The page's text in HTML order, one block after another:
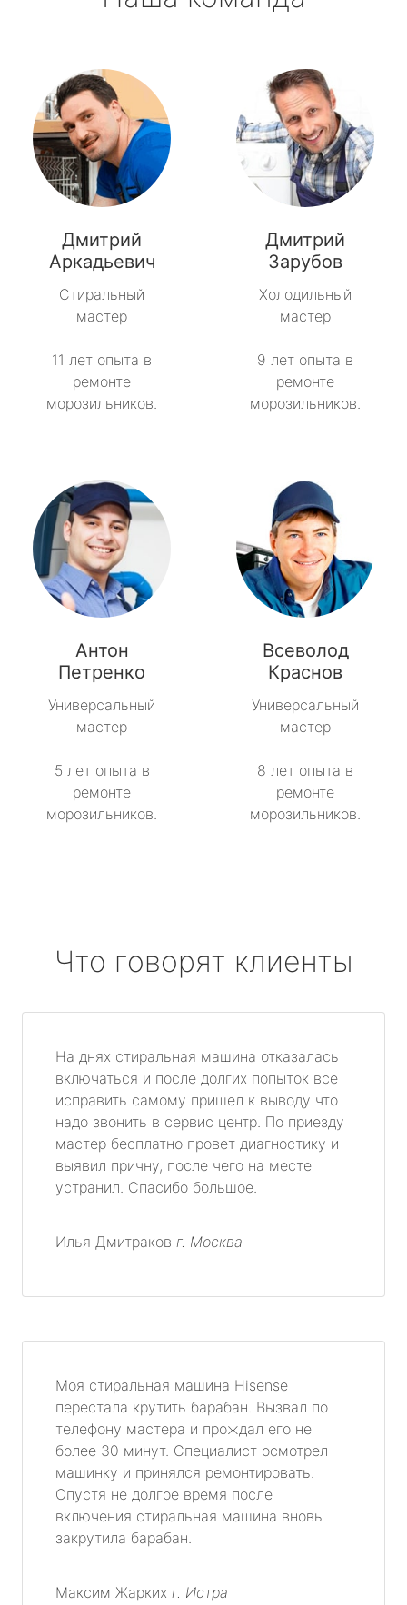
Дмитрий
Аркадьевич
Стиральный
мастер
11 лет опыта в
ремонте
морозильников.
Дмитрий
Зарубов
Холодильный
мастер
9 лет опыта в
ремонте
морозильников.
Антон
Петренко
Универсальный
мастер
5 лет опыта в
ремонте
морозильников.
Всеволод
Краснов
Универсальный
мастер
8 лет опыта в
ремонте
морозильников.
Что говорят клиенты
На днях стиральная машина отказалась
включаться и после долгих попыток все
исправить самому пришел к выводу что
надо звонить в сервис центр. По приезду
мастер бесплатно провет диагностику и
выявил причну, после чего на месте
устранил. Спасибо большое.
Илья Дмитраков г. Москва
Моя стиральная машина Hisense
перестала крутить барабан. Вызвал по
телефону мастера и прождал его не
более 30 минут. Специалист осмотрел
машинку и принялся ремонтировать.
Спустя не долгое время после
включения стиральная машина вновь
закрутила барабан.
Максим Жарких г. Истра